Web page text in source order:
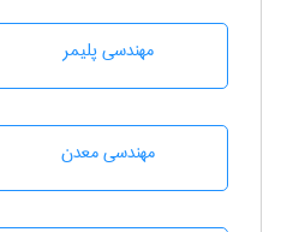
مهندسی پليمر
مهندسی معدن